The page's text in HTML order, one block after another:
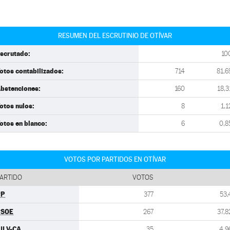
RESUMEN DEL ESCRUTINIO DE OTÍVAR
contabilizados: 714
160
nulos: 8
en blanco: 6
VOTOS POR PARTIDOS EN OTÍVAR
VOTOS
377
267